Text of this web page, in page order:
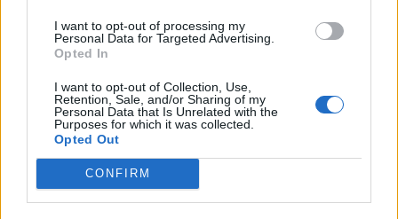
I want to opt-out of processing my
Personal Data for Targeted Advertising.
Opted In
I want to opt-out of Collection, Use,
Retention, Sale, and/or Sharing of my
Personal Data that Is Unrelated with the
Purposes for which it was collected.
Opted Out
CONFIRM
padėkojo visiems,
prisidėjusiems prie